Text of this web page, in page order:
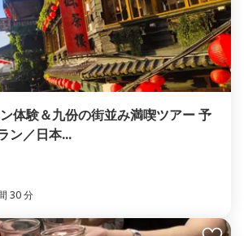
体験＆九份の街並み満喫ツアー 予
ン／日本...
30 分